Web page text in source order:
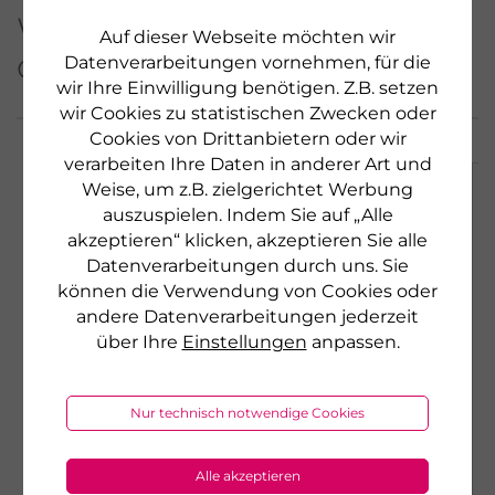
Auf dieser Webseite möchten wir
Datenverarbeitungen vornehmen, für die
wir Ihre Einwilligung benötigen. Z.B. setzen
wir Cookies zu statistischen Zwecken oder
Cookies von Drittanbietern oder wir
verarbeiten Ihre Daten in anderer Art und
Weise, um z.B. zielgerichtet Werbung
auszuspielen. Indem Sie auf „Alle
akzeptieren“ klicken, akzeptieren Sie alle
Datenverarbeitungen durch uns. Sie
können die Verwendung von Cookies oder
andere Datenverarbeitungen jederzeit
über Ihre Einstellungen anpassen.
Nur technisch notwendige Cookies
Alle akzeptieren
Weitere Produkte aus
dieser Serie